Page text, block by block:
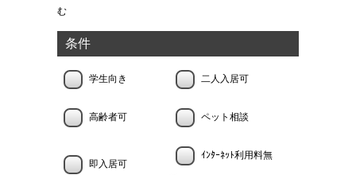
む
条件
学生向き 二人入居可
高齢者可 ペット相談
即入居可
ｲﾝﾀｰﾈｯﾄ利用料無